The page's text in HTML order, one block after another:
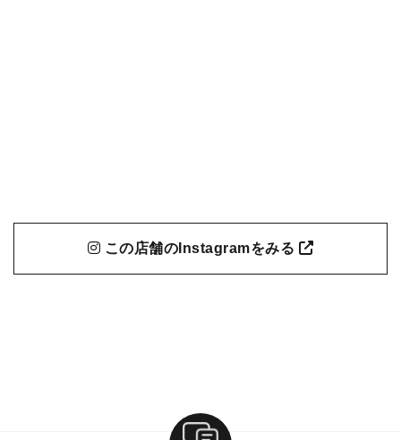
この店舗のInstagramをみる